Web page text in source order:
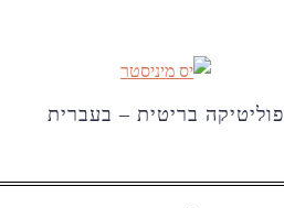
פוליטיקה בריטית – בעברית